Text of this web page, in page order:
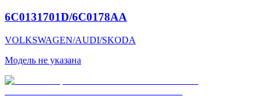
6C0131701D/6C0178AA
VOLKSWAGEN/AUDI/SKODA
Модель не указана